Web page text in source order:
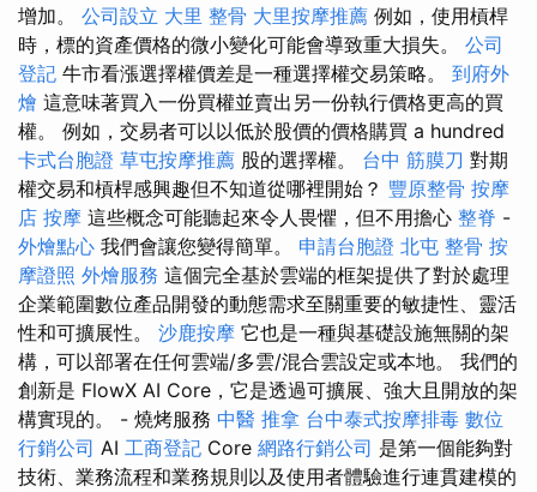
增加。 公司設立 大里 整骨 大里按摩推薦 例如，使用槓桿
時，標的資產價格的微小變化可能會導致重大損失。 公司
登記 牛市看漲選擇權價差是一種選擇權交易策略。 到府外
燴 這意味著買入一份買權並賣出另一份執行價格更高的買
權。 例如，交易者可以以低於股價的價格購買 a hundred
卡式台胞證 草屯按摩推薦 股的選擇權。 台中 筋膜刀 對期
權交易和槓桿感興趣但不知道從哪裡開始？ 豐原整骨 按摩
店 按摩 這些概念可能聽起來令人畏懼，但不用擔心 整脊 -
外燴點心 我們會讓您變得簡單。 申請台胞證 北屯 整骨 按
摩證照 外燴服務 這個完全基於雲端的框架提供了對於處理
企業範圍數位產品開發的動態需求至關重要的敏捷性、靈活
性和可擴展性。 沙鹿按摩 它也是一種與基礎設施無關的架
構，可以部署在任何雲端/多雲/混合雲設定或本地。 我們的
創新是 FlowX AI Core，它是透過可擴展、強大且開放的架
構實現的。 - 燒烤服務 中醫 推拿 台中泰式按摩排毒 數位
行銷公司 AI 工商登記 Core 網路行銷公司 是第一個能夠對
技術、業務流程和業務規則以及使用者體驗進行連貫建模的